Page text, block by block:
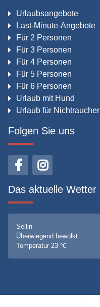
Urlaubsangebote
Last-Minute-Angebote
Für 2 Personen
Für 3 Personen
Für 4 Personen
Für 5 Personen
Für 6 Personen
Urlaub mit Hund
Urlaub für Nichtraucher
Folgen Sie uns
Das aktuelle Wetter
Sellin
Überwiegend bewölkt
Temperatur 23 ℃